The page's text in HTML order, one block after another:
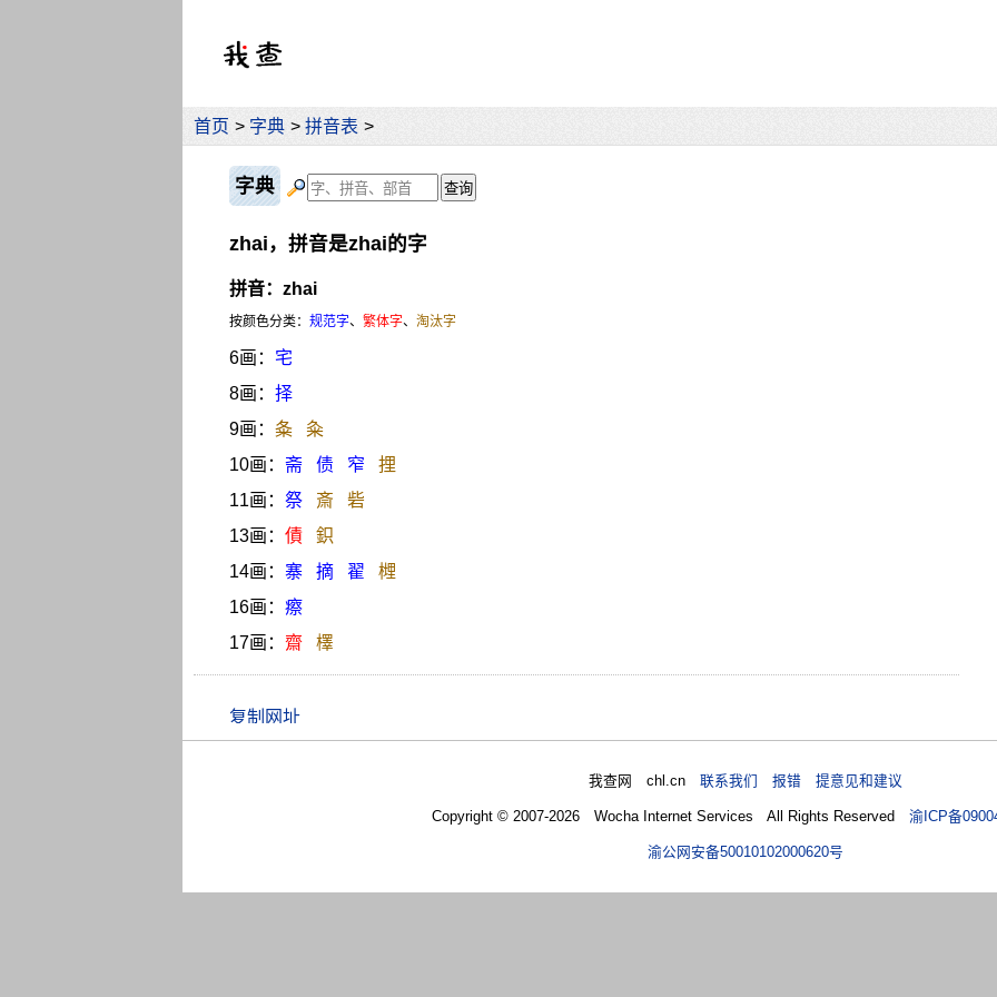
首页 > 字典 > 拼音表 >
字典
zhai，拼音是zhai的字
拼音：zhai
按颜色分类： 规范字、 繁体字、 淘汰字
6画： 宅
8画： 择
9画： 夈
粂
10画： 斋 债 窄
捚
11画： 祭 斎
砦
13画： 債
鉙
14画： 寨 摘 翟
榸
16画： 瘵
17画： 齋 檡
我查网 chl.cn联系我们 报错 提意见和建议
Copyright © 2007-2026 Wocha Internet Services All Rights Reserved渝ICP备
渝公网安备50010102000620号